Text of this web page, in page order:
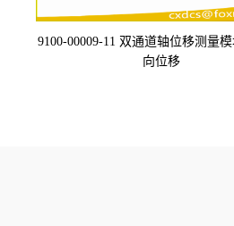
9100-00009-11 双通道轴位移测量
向位移